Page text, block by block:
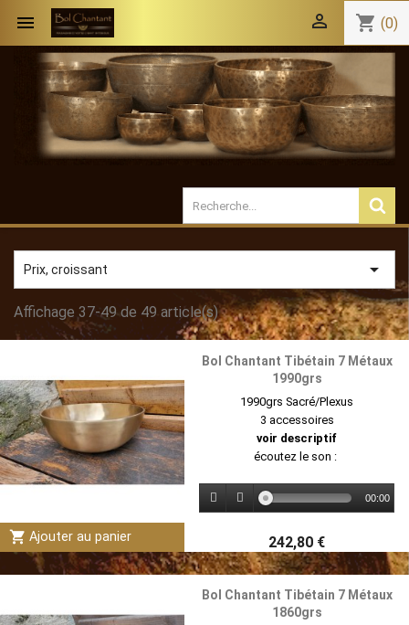
 shopping_cart (0)

Prix, croissant 
Affichage 37-49 de 49 article(s)
shopping_cart Ajouter au panier
Bol Chantant Tibétain 7 Métaux
1990grs
1990grs Sacré/Plexus
3 accessoires
voir descriptif
écoutez le son :
00:00
242,80 €
Bol Chantant Tibétain 7 Métaux
1860grs